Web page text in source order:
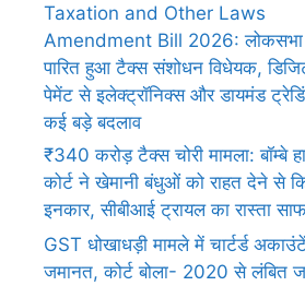
Taxation and Other Laws
Amendment Bill 2026:
पारित हुआ टैक्स संशोधन विधेयक,
पेमेंट से इलेक्ट्रॉनिक्स और डायमंड
कई बड़े बदलाव
₹340 करोड़ टैक्स चोरी मामला: बॉम्बे
कोर्ट ने खेमानी बंधुओं को राहत देने से
इनकार, सीबीआई ट्रायल का रास्ता साफ
GST धोखाधड़ी मामले में चार्टर्ड
जमानत, कोर्ट बोला- 2020 से लंबित